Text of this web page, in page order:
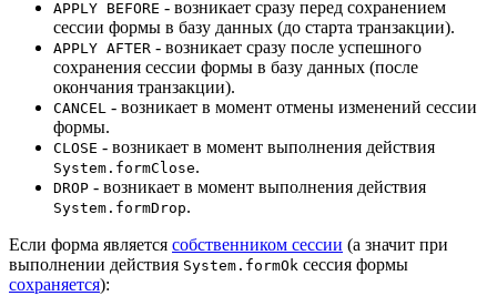
APPLY BEFORE - возникает сразу перед сохранением
сессии формы в базу данных (до старта транзакции).
APPLY AFTER - возникает сразу после успешного
сохранения сессии формы в базу данных (после
окончания транзакции).
CANCEL - возникает в момент отмены изменений сессии
формы.
CLOSE - возникает в момент выполнения действия
System.formClose.
DROP - возникает в момент выполнения действия
System.formDrop.
Если форма является собственником сессии (а значит при
выполнении действия System.formOk сессия формы
сохраняется):